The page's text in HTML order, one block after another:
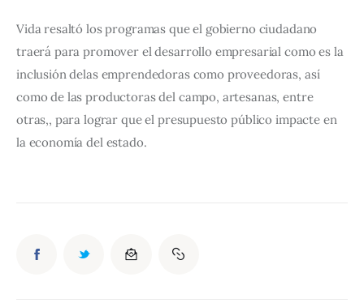
Vida resaltó los programas que el gobierno ciudadano
traerá para promover el desarrollo empresarial como es la
inclusión delas emprendedoras como proveedoras, así
como de las productoras del campo, artesanas, entre
otras,, para lograr que el presupuesto público impacte en
la economía del estado.